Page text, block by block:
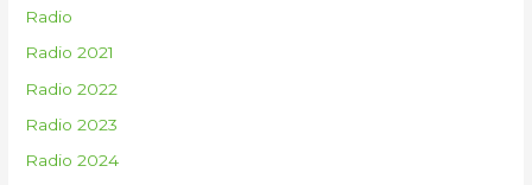
Radio
Radio 2021
Radio 2022
Radio 2023
Radio 2024